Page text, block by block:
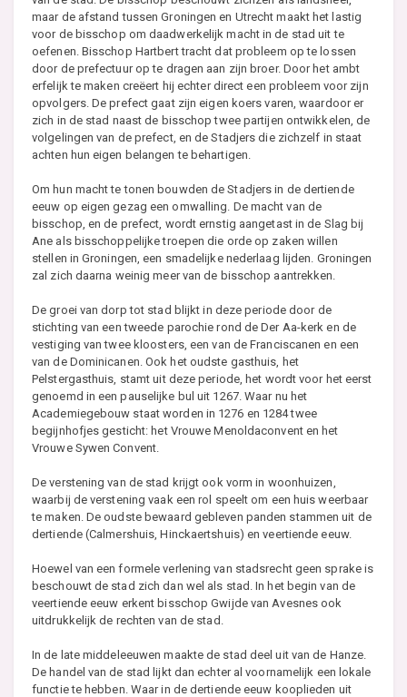
maar de afstand tussen Groningen en Utrecht maakt het lastig
voor de bisschop om daadwerkelijk macht in de stad uit te
oefenen. Bisschop Hartbert tracht dat probleem op te lossen
door de prefectuur op te dragen aan zijn broer. Door het ambt
erfelijk te maken creëert hij echter direct een probleem voor zijn
opvolgers. De prefect gaat zijn eigen koers varen, waardoor er
zich in de stad naast de bisschop twee partijen ontwikkelen, de
volgelingen van de prefect, en de Stadjers die zichzelf in staat
achten hun eigen belangen te behartigen.
Om hun macht te tonen bouwden de Stadjers in de dertiende
eeuw op eigen gezag een omwalling. De macht van de
bisschop, en de prefect, wordt ernstig aangetast in de Slag bij
Ane als bisschoppelijke troepen die orde op zaken willen
stellen in Groningen, een smadelijke nederlaag lijden. Groningen
zal zich daarna weinig meer van de bisschop aantrekken.
De groei van dorp tot stad blijkt in deze periode door de
stichting van een tweede parochie rond de Der Aa-kerk en de
vestiging van twee kloosters, een van de Franciscanen en een
van de Dominicanen. Ook het oudste gasthuis, het
Pelstergasthuis, stamt uit deze periode, het wordt voor het eerst
genoemd in een pauselijke bul uit 1267. Waar nu het
Academiegebouw staat worden in 1276 en 1284 twee
begijnhofjes gesticht: het Vrouwe Menoldaconvent en het
Vrouwe Sywen Convent.
De verstening van de stad krijgt ook vorm in woonhuizen,
waarbij de verstening vaak een rol speelt om een huis weerbaar
te maken. De oudste bewaard gebleven panden stammen uit de
dertiende (Calmershuis, Hinckaertshuis) en veertiende eeuw.
Hoewel van een formele verlening van stadsrecht geen sprake is
beschouwt de stad zich dan wel als stad. In het begin van de
veertiende eeuw erkent bisschop Gwijde van Avesnes ook
uitdrukkelijk de rechten van de stad.
In de late middeleeuwen maakte de stad deel uit van de Hanze.
De handel van de stad lijkt dan echter al voornamelijk een lokale
functie te hebben. Waar in de dertiende eeuw kooplieden uit